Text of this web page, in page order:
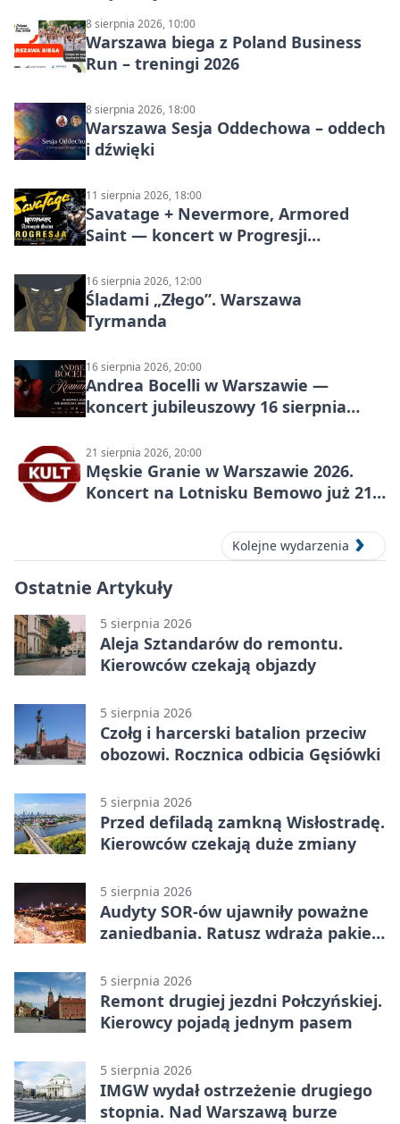
8 sierpnia 2026, 10:00
Warszawa biega z Poland Business
Run – treningi 2026
8 sierpnia 2026, 18:00
Warszawa Sesja Oddechowa – oddech
i dźwięki
11 sierpnia 2026, 18:00
Savatage + Nevermore, Armored
Saint — koncert w Progresji
16 sierpnia 2026, 12:00
Śladami „Złego”. Warszawa
Tyrmanda
16 sierpnia 2026, 20:00
Andrea Bocelli w Warszawie —
koncert jubileuszowy 16 sierpnia
21 sierpnia 2026, 20:00
Męskie Granie w Warszawie 2026.
Koncert na Lotnisku Bemowo już 21
Kolejne wydarzenia
Ostatnie Artykuły
5 sierpnia 2026
Aleja Sztandarów do remontu.
Kierowców czekają objazdy
5 sierpnia 2026
Czołg i harcerski batalion przeciw
obozowi. Rocznica odbicia Gęsiówki
5 sierpnia 2026
Przed defiladą zamkną Wisłostradę.
Kierowców czekają duże zmiany
5 sierpnia 2026
Audyty SOR-ów ujawniły poważne
zaniedbania. Ratusz wdraża pakiet
5 sierpnia 2026
Remont drugiej jezdni Połczyńskiej.
Kierowcy pojadą jednym pasem
5 sierpnia 2026
IMGW wydał ostrzeżenie drugiego
stopnia. Nad Warszawą burze